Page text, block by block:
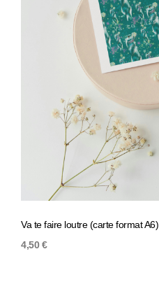
Va te faire loutre (carte format A6)
4,50€